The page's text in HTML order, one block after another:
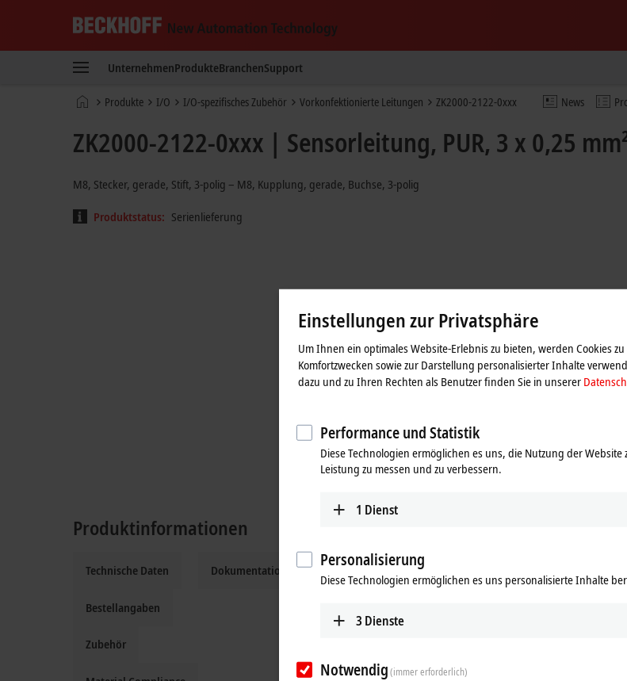
New
Technology
UnternehmenProdukteBranchenSupport
News
StartseiteProdukte I/O I/O-spezifisches Zubehör Vorkonfektionierte Leitungen ZK2000-2122-0xxx
ZK2000-2122-0xxx | Sensorleitung, PUR, 3 x 0,25
M8, Stecker, gerade, Stift, 3-polig – M8, Kupplung, gerade, Buchse, 3-polig
Produktstatus: Serienlieferung
Produktinformationen
Technische Daten
Bestellangaben
Zubehör
Dokumentation und Downloads Ergänzende Produkte
Einstellungen zur Privatsphäre
Um Ihnen ein optimales Website-Erlebnis zu bieten, werden Cookies
Komfortzwecken sowie zur Darstellung personalisierter Inhalte
dazu und zu Ihren Rechten als Benutzer finden Sie in unserer
Performance und Statistik
Diese Technologien ermöglichen es uns, die Nutzung der
Leistung zu messen und zu verbessern.
1 Dienst
Personalisierung
Diese Technologien ermöglichen es uns personalisierte Inhalte
3 Dienste
Notwendig(immer erforderlich)